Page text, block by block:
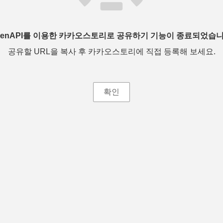
를 이용한 카카오스토리로 공유하기 기능이 종료되었습
공유할 URL을 복사 후 카카오스토리에 직접 등록해 보세요.
확인